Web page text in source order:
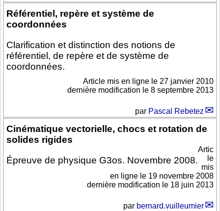
Référentiel, repère et système de
coordonnées
Clarification et distinction des notions de
référentiel, de repère et de système de
coordonnées.
Article mis en ligne le 27 janvier 2010
dernière modification le 8 septembre 2013
par Pascal Rebetez
Cinématique vectorielle, chocs et rotation de
solides rigides
Épreuve de physique G3os. Novembre 2008.
Artic
le
mis
en ligne le 19 novembre 2008
dernière modification le 18 juin 2013
par bernard.vuilleumier